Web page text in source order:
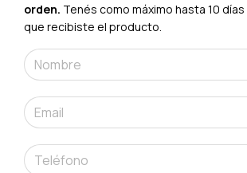
orden. Tenés como máximo hasta 10
que recibiste el producto.